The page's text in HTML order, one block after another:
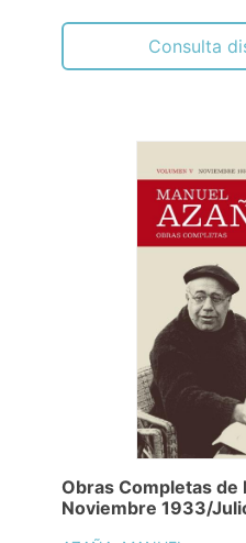
Consulta
Obras Completas de
Noviembre 1933/